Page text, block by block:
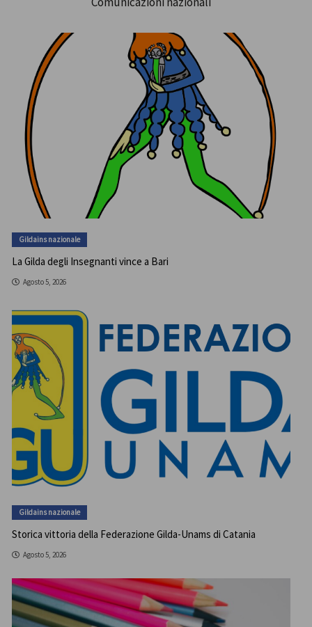
Gildains nazionale
La Gilda degli Insegnanti vince a Bari
Agosto 5, 2026
Gildains nazionale
Storica vittoria della Federazione Gilda-Unams di Catania
Agosto 5, 2026